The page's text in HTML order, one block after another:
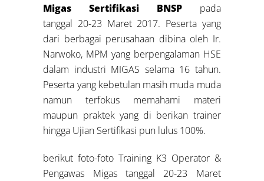
Migas
Sertifikasi BNSPpada
tanggal 20-23 Maret 2017. Peserta yang
dari berbagai perusahaan dibina oleh Ir.
Narwoko, MPM yang berpengalaman HSE
dalam industri MIGAS selama 16 tahun.
Peserta yang kebetulan masih muda muda
namun terfokus memahami materi
maupun praktek yang di berikan trainer
hingga Ujian Sertifikasi pun lulus 100%.
berikut foto-foto Training K3 Operator &
Pengawas Migas tanggal 20-23 Maret